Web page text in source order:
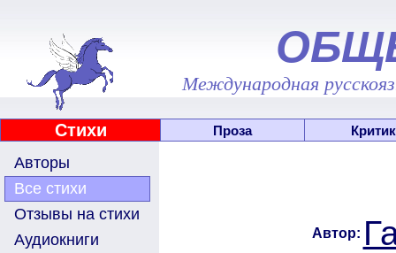
Международная
Стихи Проза
Авторы
Все стихи
Отзывы на стихи
Аудиокниги
Автор: